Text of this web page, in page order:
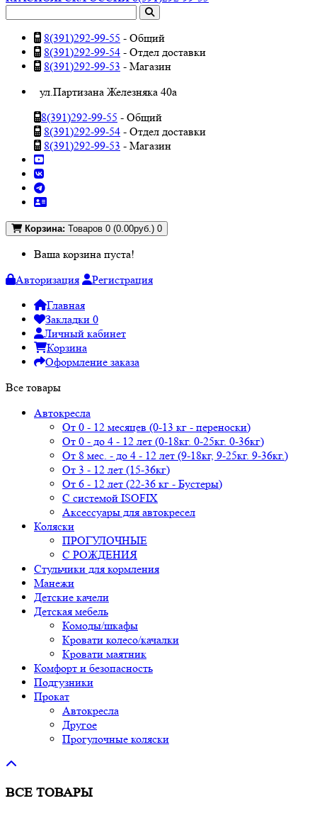
8(391)292-99-55 - Общий
8(391)292-99-54 - Отдел доставки
8(391)292-99-53 - Магазин
ул.Партизана Железняка 40а
8(391)292-99-55 - Общий
8(391)292-99-54 - Отдел доставки
8(391)292-99-53 - Магазин
Корзина: Товаров 0 (0.00руб.) 0
Ваша корзина пуста!
Авторизация
Регистрация
Главная
Закладки 0
Личный кабинет
Корзина
Оформление заказа
Все товары
Автокресла
От 0 - 12 месяцев (0-13 кг - переноски)
От 0 - до 4 - 12 лет (0-18кг. 0-25кг. 0-36кг)
От 8 мес. - до 4 - 12 лет (9-18кг, 9-25кг. 9-36кг.)
От 3 - 12 лет (15-36кг)
От 6 - 12 лет (22-36 кг - Бустеры)
С системой ISOFIX
Аксессуары для автокресел
Коляски
ПРОГУЛОЧНЫЕ
С РОЖДЕНИЯ
Стульчики для кормления
Манежи
Детские качели
Детская мебель
Комоды/шкафы
Кровати колесо/качалки
Кровати маятник
Комфорт и безопасность
Подгузники
Прокат
Автокресла
Другое
Прогулочные коляски
ВСЕ ТОВАРЫ